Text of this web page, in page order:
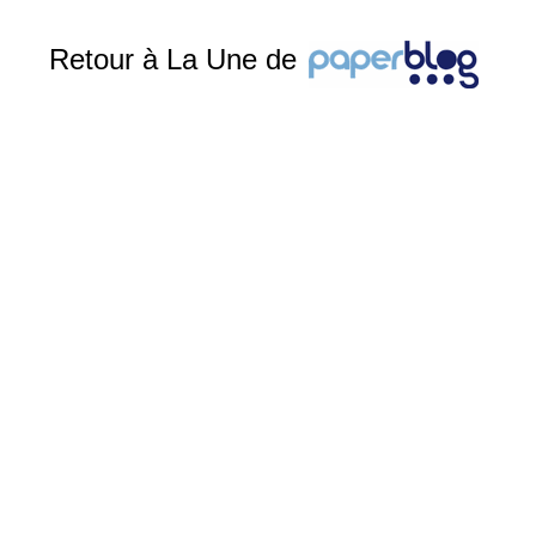
Retour à La Une de